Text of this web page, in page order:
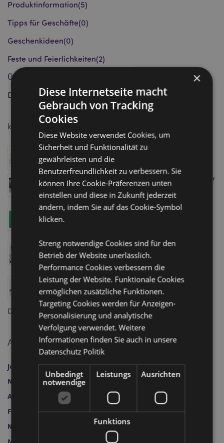
Produktinformation(5)
Tipps für Geschäfte(0)
Geschenkideen(0)
Feste und Feierlichkeiten(2)
Über uns
Die Puckator Gruppe(1)
kürzliche Posts
Puckator wurde für Gift of the Year 2026 nominiert
Januar 08, 2026
Besuchen Sie den Homexpo Showroom von Puckator
in Paris - buchen Sie Ihren Termin noch heute!
April 11, 2025
Level Up Ihren Umsatz mit dem Minecraft-Sortiment
von Puckator - Pünktlich zum Kinostart!
Swapseazzz 2-in-1 Reisekissen und Spielzeug:
Finalist bei den Gift of the Year 2025 Awards
März 18, 2025
Wie Filme und Fernsehen den Geschenkehandel
beeinflussen: Kult-Charaktere, zeitlose Geschichten
und die heißesten Produkte auf Lager!
Dezember 20, 2024
Archivieren
Januar 2026 April 2025 März 2025
Dezember 2024
November 2024
Oktober 2024
September 2024
August 2024
Juli 2024 Juni 2024
Mai 2024
Februar 2024
Mai 2023 April 2023
März 2023
November 2022
Oktober 2022 Juli 2022
×
Diese Internetseite macht
Gebrauch von Tracking
Cookies
Diese Website verwendet Cookies, um
Sicherheit und Funktionalität zu
gewährleisten und die
Benutzerfreundlichkeit zu verbessern. Sie
können Ihre Cookie-Präferenzen unten
einstellen und diese in Zukunft jederzeit
ändern, indem Sie auf das Cookie-Symbol
klicken.
Streng notwendige Cookies sind für den
Betrieb der Website unerlässlich.
Performance Cookies verbessern die
Leistung der Website. Funktionale Cookies
ermöglichen zusätzliche Funktionen.
Targeting Cookies werden für Anzeigen-
Personalisierung und analytische
Verfolgung verwendet. Weitere
Informationen finden Sie auch in unsere
Datenschutz Politik
Unbedingt
notwendige
Leistungs Ausrichten
Funktions